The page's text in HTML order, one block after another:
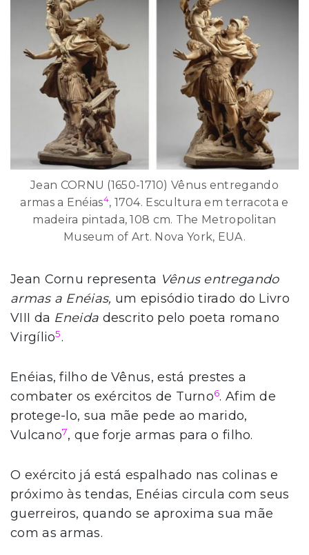
Jean CORNU (1650-1710) Vênus entregando
armas a Enéias4, 1704. Escultura em terracota e
madeira pintada, 108 cm. The Metropolitan
Museum of Art. Nova York, EUA.
Jean Cornu representa Vênus entregando
armas a Enéias, um episódio tirado do Livro
VIII da Eneida descrito pelo poeta romano
Virgílio5.
Enéias, filho de Vênus, está prestes a
combater os exércitos de Turno6. Afim de
protege-lo, sua mãe pede ao marido,
Vulcano7, que forje armas para o filho.
O exército já está espalhado nas colinas e
próximo às tendas, Enéias circula com seus
guerreiros, quando se aproxima sua mãe
com as armas.